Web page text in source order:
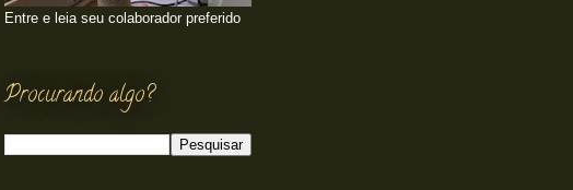
Entre e leia seu colaborador preferido
Procurando algo?